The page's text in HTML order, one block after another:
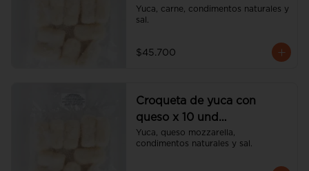
(Congeladas)
Yuca, carne, condimentos naturales y
sal.
$45.700
Croqueta de yuca con
queso x 10 und
(Congeladas)
Yuca, queso mozzarella,
condimentos naturales y sal.